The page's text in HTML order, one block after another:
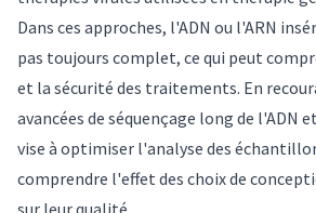
Dans ces approches, l'ADN ou l'ARN
pas toujours complet, ce qui peut
et la sécurité des traitements. En
avancées de séquençage long de l'ADN
vise à optimiser l'analyse des
comprendre l'effet des choix de
sur leur qualité.